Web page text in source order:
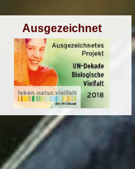
Ausgezeichnet